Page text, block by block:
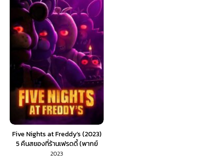
Five Nights at Freddy’s (2023)
5 คืนสยองที่ร้านเฟรดดี้ (พากย์
ไทย/ซับไทย)
2023